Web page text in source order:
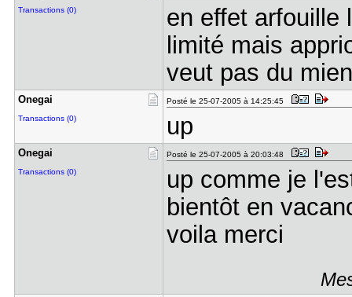
Transactions (0)
en effet arfouille
limité mais
veut pas du
Onegai
Transactions (0)
Posté le 25-07-2005 à 14:25:45
up
Onegai
Transactions (0)
Posté le 25-07-2005 à 20:03:48
up comme je
bientôt en
voila merci